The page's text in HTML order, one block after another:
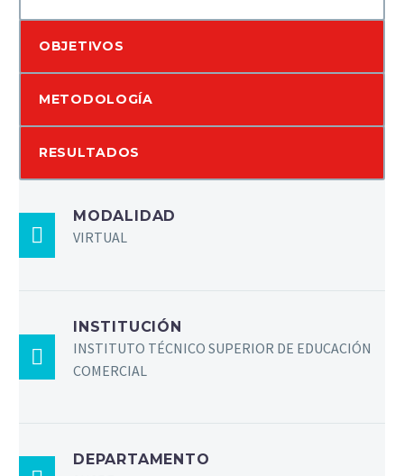
OBJETIVOS
METODOLOGÍA
RESULTADOS
MODALIDAD
VIRTUAL
INSTITUCIÓN
INSTITUTO TÉCNICO SUPERIOR DE EDUCACIÓN
COMERCIAL
DEPARTAMENTO